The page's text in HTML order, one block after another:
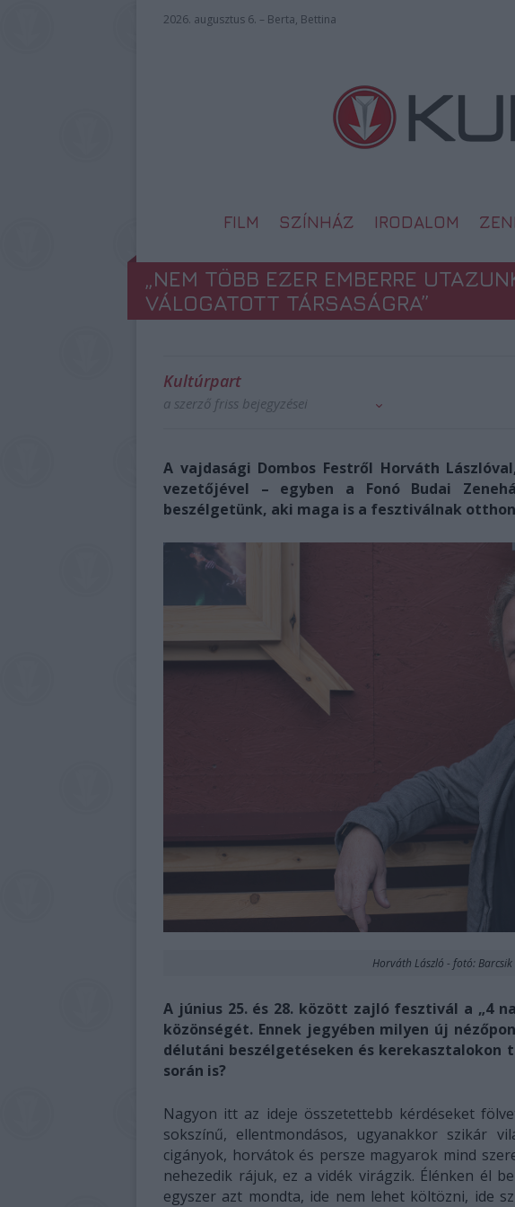
2026. augusztus 6. – Berta, Bettina
FILM SZÍNHÁZ IRODALOM
„NEM TÖBB EZER EMBERRE
VÁLOGATOTT TÁRSASÁGRA”
Kultúrpart
a szerző friss bejegyzései
A vajdasági Dombos Festről Horváth
vezetőjével – egyben a Fonó Budai
beszélgetünk, aki maga is a fesztiválnak
Horváth László - fotó: Barcsik
A június 25. és 28. között zajló fesztivál a „4
közönségét. Ennek jegyében milyen új
délutáni beszélgetéseken és kerekasztalokon
során is?
Nagyon itt az ideje összetettebb kérdéseket
sokszínű, ellentmondásos, ugyanakkor szikár
cigányok, horvátok és persze magyarok mind
nehezedik rájuk, ez a vidék virágzik. Élénken él
egyszer azt mondta, ide nem lehet költözni, ide